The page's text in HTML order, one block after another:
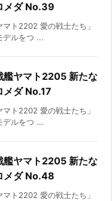
メダ No.39
ト2202 愛の戦士たち」
デルをつ ...
艦ヤマト2205 新たな
メダ No.17
ト2202 愛の戦士たち」
デルをつ ...
艦ヤマト2205 新たな
メダ No.48
ト2202 愛の戦士たち」